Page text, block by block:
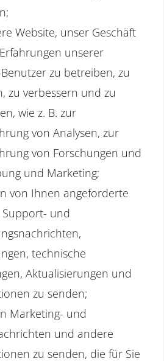
Website, unser Geschäft
unserer
zu betreiben, zu
zu verbessern und zu
wie z. B. zur
von Analysen, zur
von Forschungen und
und Marketing;
von Ihnen angeforderte
Support- und
technische
Aktualisierungen und
zu senden;
Marketing- und
und andere
zu senden, die für Sie